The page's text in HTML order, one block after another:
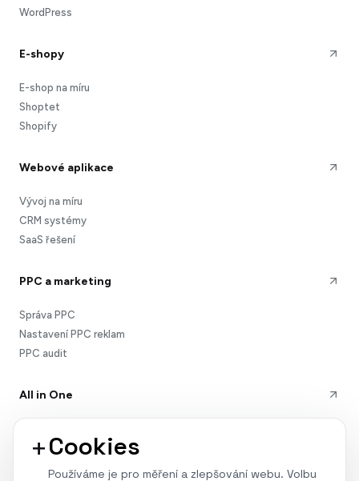
+Cookies
Používáme je pro měření a zlepšování webu. Volbu
WordPress
E-shopy
E-shop na míru
Shoptet
Shopify
Webové aplikace
Vývoj na míru
CRM systémy
SaaS řešení
PPC a marketing
Správa PPC
Nastavení PPC reklam
PPC audit
All in One
All in One pro e-shopy